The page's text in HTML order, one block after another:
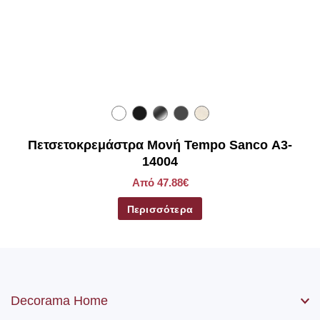
Πετσετοκρεμάστρα Μονή Tempo Sanco Α3-
14004
Από 47.88€
Περισσότερα
Decorama Home